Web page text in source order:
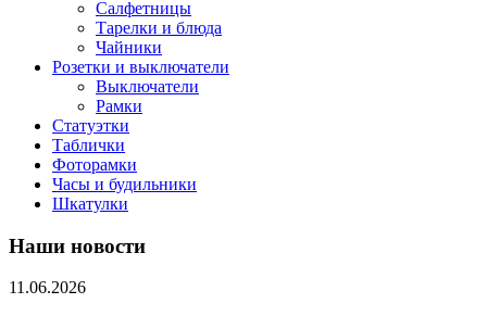
Салфетницы
Тарелки и блюда
Чайники
Розетки и выключатели
Выключатели
Рамки
Статуэтки
Таблички
Фоторамки
Часы и будильники
Шкатулки
Наши новости
11.06.2026